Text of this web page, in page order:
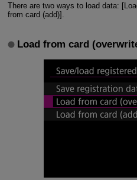
There are two ways to load data:
from card (add)].
Load from card